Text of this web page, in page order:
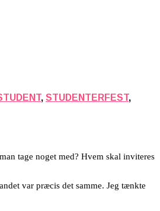
, STUDENTERFEST,
tage noget med? Hvem skal inviteres
var præcis det samme. Jeg tænkte